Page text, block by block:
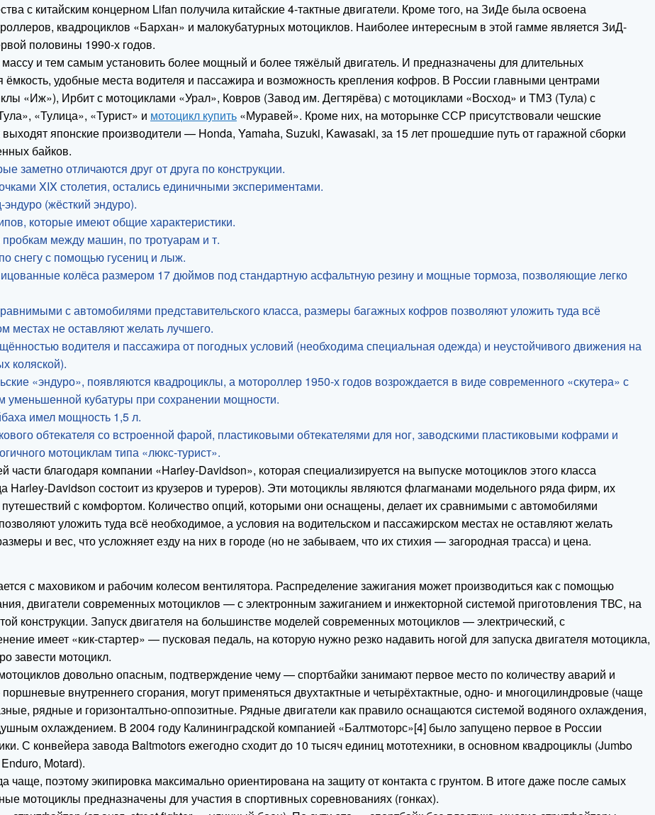
с китайским концерном Lifan получила китайские 4-тактные двигатели. Кроме того, на ЗиДе была освоена
квадроциклов «Бархан» и малокубатурных мотоциклов. Наиболее интересным в этой гамме является ЗиД-
половины 1990-х годов.
массу и тем самым установить более мощный и более тяжёлый двигатель. И предназначены для длительных
ёмкость, удобные места водителя и пассажира и возможность крепления кофров. В России главными центрами
«Иж»), Ирбит с мотоциклами «Урал», Ковров (Завод им. Дегтярёва) с мотоциклами «Восход» и ТМЗ (Тула) с
«Тулица», «Турист» и мотоцикл купить «Муравей». Кроме них, на моторынке ССР присутствовали чешские
японские производители — Honda, Yamaha, Suzuki, Kawasaki, за 15 лет прошедшие путь от гаражной сборки
байков.
заметно отличаются друг от друга по конструкции.
XIX столетия, остались единичными экспериментами.
(жёсткий эндуро).
которые имеют общие характеристики.
между машин, по тротуарам и т.
снегу с помощью гусениц и лыж.
колёса размером 17 дюймов под стандартную асфальтную резину и мощные тормоза, позволяющие легко
с автомобилями представительского класса, размеры багажных кофров позволяют уложить туда всё
местах не оставляют желать лучшего.
водителя и пассажира от погодных условий (необходима специальная одежда) и неустойчивого движения на
коляской).
«эндуро», появляются квадроциклы, а мотороллер 1950-х годов возрождается в виде современного «скутера» с
уменьшенной кубатуры при сохранении мощности.
имел мощность 1,5 л.
обтекателя со встроенной фарой, пластиковыми обтекателями для ног, заводскими пластиковыми кофрами и
мотоциклам типа «люкс-турист».
благодаря компании «Harley-Davidson», которая специализируется на выпуске мотоциклов этого класса
Harley-Davidson состоит из крузеров и туреров). Эти мотоциклы являются флагманами модельного ряда фирм, их
с комфортом. Количество опций, которыми они оснащены, делает их сравнимыми с автомобилями
уложить туда всё необходимое, а условия на водительском и пассажирском местах не оставляют желать
и вес, что усложняет езду на них в городе (но не забываем, что их стихия — загородная трасса) и цена.
с маховиком и рабочим колесом вентилятора. Распределение зажигания может производиться как с помощью
двигатели современных мотоциклов — с электронным зажиганием и инжекторной системой приготовления ТВС, на
конструкции. Запуск двигателя на большинстве моделей современных мотоциклов — электрический, с
имеет «кик-стартер» — пусковая педаль, на которую нужно резко надавить ногой для запуска двигателя мотоцикла,
завести мотоцикл.
довольно опасным, подтверждение чему — спортбайки занимают первое место по количеству аварий и
внутреннего сгорания, могут применяться двухтактные и четырёхтактные, одно- и многоцилиндровые (чаще
рядные и горизонталтьно-оппозитные. Рядные двигатели как правило оснащаются системой водяного охлаждения,
охлаждением. В 2004 году Калининградской компанией «Балтмоторс»[4] было запущено первое в России
С конвейера завода Baltmotors ежегодно сходит до 10 тысяч единиц мототехники, в основном квадроциклы (Jumbo
Motard).
чаще, поэтому экипировка максимально ориентирована на защиту от контакта с грунтом. В итоге даже после самых
мотоциклы предназначены для участия в спортивных соревнованиях (гонках).